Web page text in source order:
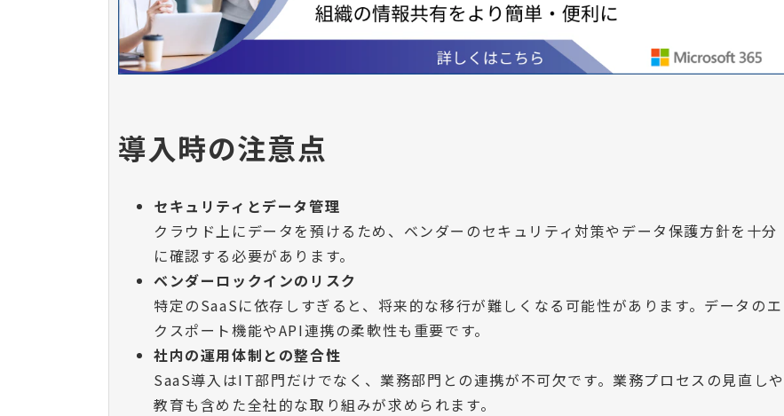
導入時の注意点
セキュリティとデータ管理
クラウド上にデータを預けるため、ベンダーのセキュリティ対策やデータ保護方針を十分
に確認する必要があります。
ベンダーロックインのリスク
特定のSaaSに依存しすぎると、将来的な移行が難しくなる可能性があります。データのエ
クスポート機能やAPI連携の柔軟性も重要です。
社内の運用体制との整合性
SaaS導入はIT部門だけでなく、業務部門との連携が不可欠です。業務プロセスの見直しや
教育も含めた全社的な取り組みが求められます。